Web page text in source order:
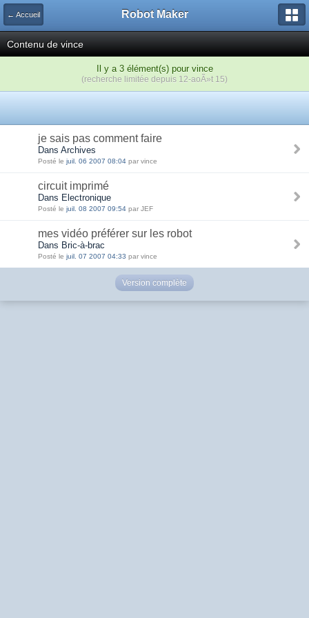
← Accueil Robot Maker
Contenu de vince
Il y a 3 élément(s) pour vince
(recherche limitée depuis 12-aoÃ»t 15)
je sais pas comment faire
Dans Archives
Posté le juil. 06 2007 08:04 par vince
circuit imprimé
Dans Electronique
Posté le juil. 08 2007 09:54 par JEF
mes vidéo préférer sur les robot
Dans Bric-à-brac
Posté le juil. 07 2007 04:33 par vince
Version complète